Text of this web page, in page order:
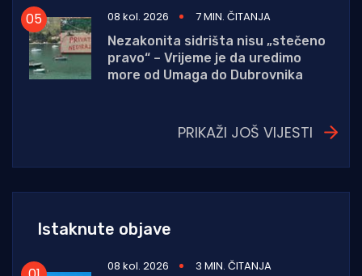
08 kol. 2026
7 MIN. ČITANJA
Nezakonita sidrišta nisu „stečeno
pravo“ – Vrijeme je da uredimo
more od Umaga do Dubrovnika
PRIKAŽI JOŠ VIJESTI
Istaknute objave
08 kol. 2026
3 MIN. ČITANJA